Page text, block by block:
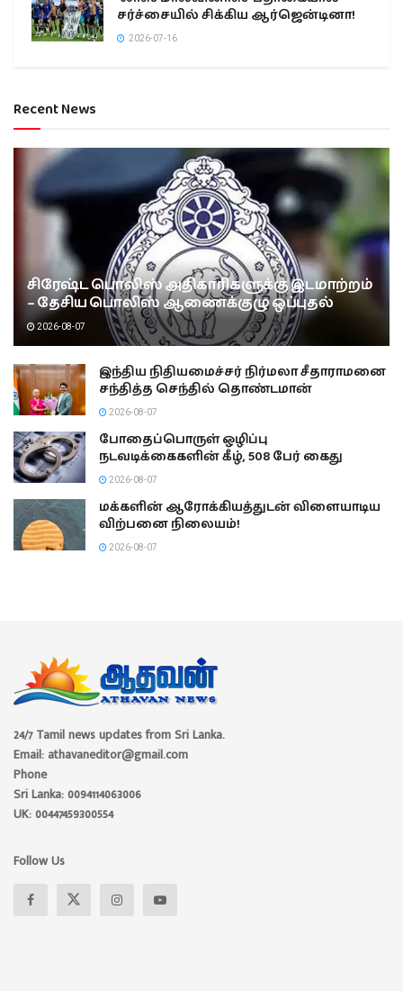
சர்ச்சையில் சிக்கிய ஆர்ஜென்டினா!
2026-07-16
Recent News
சிரேஷ்ட பொலிஸ் அதிகாரிகளுக்கு இடமாற்றம்
– தேசிய பொலிஸ் ஆணைக்குழு ஒப்புதல்
2026-08-07
இந்திய நிதியமைச்சர் நிர்மலா சீதாராமனை
சந்தித்த செந்தில் தொண்டமான்
2026-08-07
போதைப்பொருள் ஒழிப்பு
நடவடிக்கைகளின் கீழ், 508 பேர் கைது
2026-08-07
மக்களின் ஆரோக்கியத்துடன் விளையாடிய
விற்பனை நிலையம்!
2026-08-07
24/7 Tamil news updates from Sri Lanka.
Email: athavaneditor@gmail.com
Phone
Sri Lanka: 0094114063006
UK: 00447459300554
Follow Us